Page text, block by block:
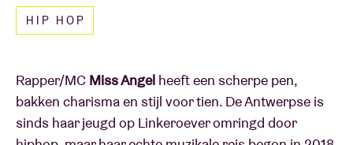
HIP HOP
Rapper/MC Miss Angel heeft een scherpe pen,
bakken charisma en stijl voor tien. De Antwerpse is
sinds haar jeugd op Linkeroever omringd door